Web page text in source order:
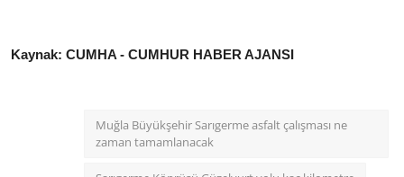
Kaynak: CUMHA - CUMHUR HABER AJANSI
Muğla Büyükşehir Sarıgerme asfalt çalışması ne
zaman tamamlanacak